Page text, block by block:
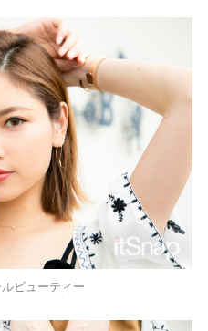
ビューティー